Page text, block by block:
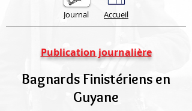
Journal Accueil
Publication journalière
Bagnards Finistériens en
Guyane